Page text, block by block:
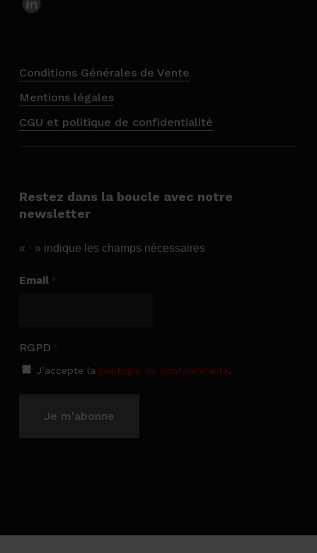
Conditions Générales de Vente
Mentions légales
CGU et politique de confidentialité
Restez dans la boucle avec notre
newsletter
« * » indique les champs nécessaires
Email *
RGPD *
J’accepte la politique de confidentialité.